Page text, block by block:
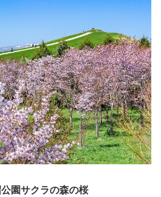
園サクラの森の桜